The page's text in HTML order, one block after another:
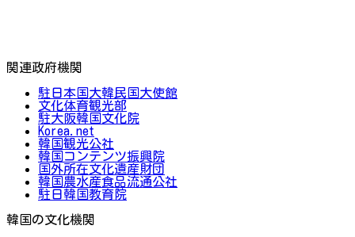
関連政府機関
駐日本国大韓民国大使館
文化体育観光部
駐大阪韓国文化院
Korea.net
韓国観光公社
韓国コンテンツ振興院
国外所在文化遺産財団
韓国農水産食品流通公社
駐日韓国教育院
韓国の文化機関